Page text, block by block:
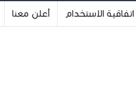
اتفاقية الاستخدام أعلن معنا